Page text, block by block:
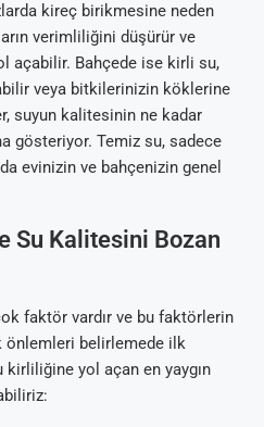
kireç birikmesine neden
verimliliğini düşürür ve
açabilir. Bahçede ise kirli su,
veya bitkilerinizin köklerine
suyun kalitesinin ne kadar
gösteriyor. Temiz su, sadece
evinizin ve bahçenizin genel
Su Kalitesini Bozan
faktör vardır ve bu faktörlerin
önlemleri belirlemede ilk
kirliliğine yol açan en yaygın